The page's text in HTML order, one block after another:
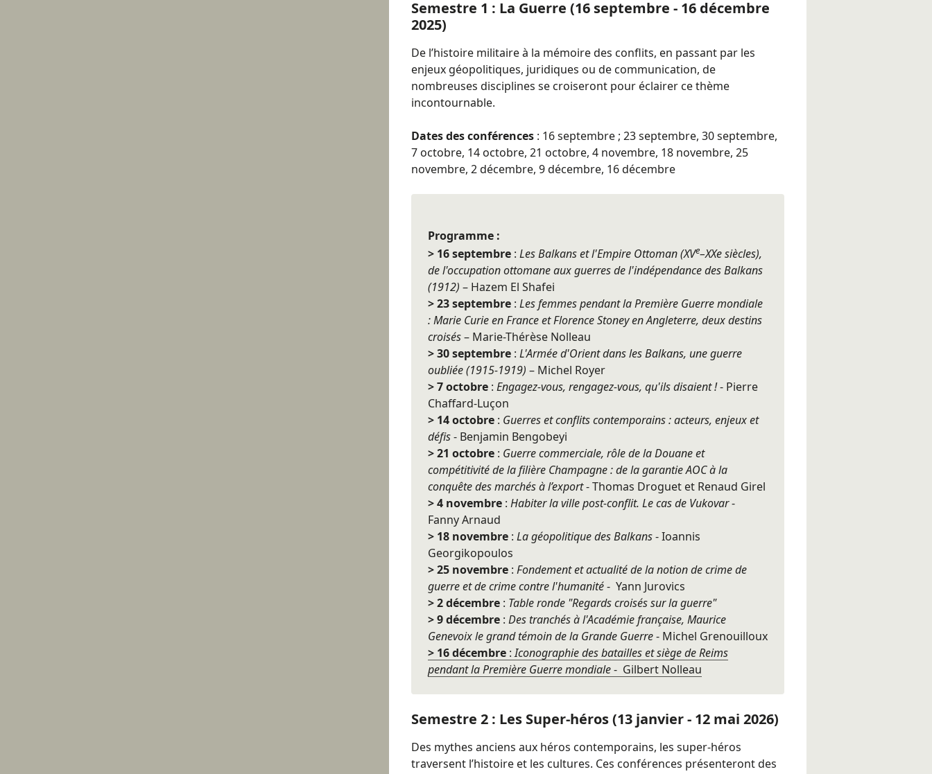
Semestre 1 : La Guerre (16 septembre - 16 décembre
2025)
De l’histoire militaire à la mémoire des conflits, en passant par les
enjeux géopolitiques, juridiques ou de communication, de
nombreuses disciplines se croiseront pour éclairer ce thème
incontournable.
Dates des conférences : 16 septembre ; 23 septembre, 30 septembre,
7 octobre, 14 octobre, 21 octobre, 4 novembre, 18 novembre, 25
novembre, 2 décembre, 9 décembre, 16 décembre
Programme :
> 16 septembre : Les Balkans et l'Empire Ottoman (XVe–XXe siècles),
de l'occupation ottomane aux guerres de l'indépendance des Balkans
(1912) – Hazem El Shafei
> 23 septembre : Les femmes pendant la Première Guerre mondiale
: Marie Curie en France et Florence Stoney en Angleterre, deux destins
croisés– Marie-Thérèse Nolleau
> 30 septembre : L'Armée d'Orient dans les Balkans, une guerre
oubliée (1915-1919) – Michel Royer
> 7 octobre : Engagez-vous, rengagez-vous, qu'ils disaient !- Pierre
Chaffard-Luçon
> 14 octobre : Guerres et conflits contemporains : acteurs, enjeux et
défis- Benjamin Bengobeyi
> 21 octobre : Guerre commerciale, rôle de la Douane et
compétitivité de la filière Champagne : de la garantie AOC à la
conquête des marchés à l’export- Thomas Droguet et Renaud Girel
> 4 novembre : Habiter la ville post-conflit. Le cas de Vukovar-
Fanny Arnaud
> 18 novembre : La géopolitique des Balkans- Ioannis
Georgikopoulos
> 25 novembre : Fondement et actualité de la notion de crime de
guerre et de crime contre l'humanité- Yann Jurovics
> 2 décembre : Table ronde "Regards croisés sur la guerre"
> 9 décembre : Des tranchés à l'Académie française, Maurice
Genevoix le grand témoin de la Grande Guerre- Michel Grenouilloux
> 16 décembre :Iconographie des batailles et siège de Reims
pendant la Première Guerre mondiale- Gilbert Nolleau
Semestre 2 : Les Super-héros (13 janvier - 12 mai 2026)
Des mythes anciens aux héros contemporains, les super-héros
traversent l’histoire et les cultures. Ces conférences présenteront des